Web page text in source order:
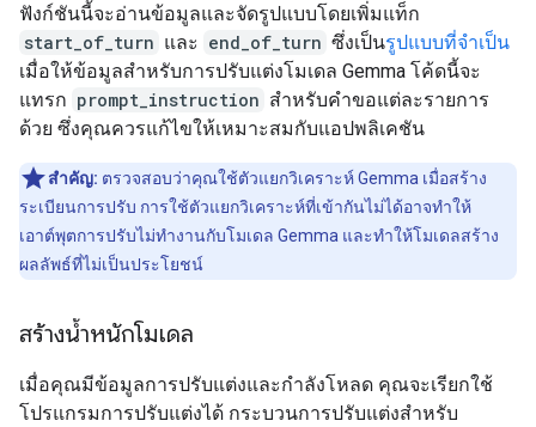
ฟังก์ชันนี้จะอ่านข้อมูลและจัดรูปแบบโดยเพิ่มแท็ก
start_of_turn และ end_of_turn ซึ่งเป็นรูปแบบที่จำเป็น
เมื่อให้ข้อมูลสำหรับการปรับแต่งโมเดล Gemma โค้ดนี้จะ
แทรก prompt_instruction สําหรับคําขอแต่ละรายการ
ด้วย ซึ่งคุณควรแก้ไขให้เหมาะสมกับแอปพลิเคชัน
สำคัญ: ตรวจสอบว่าคุณใช้ตัวแยกวิเคราะห์ Gemma เมื่อสร้าง
ระเบียนการปรับ การใช้ตัวแยกวิเคราะห์ที่เข้ากันไม่ได้อาจทําให้
เอาต์พุตการปรับไม่ทํางานกับโมเดล Gemma และทําให้โมเดลสร้าง
ผลลัพธ์ที่ไม่เป็นประโยชน์
สร้างน้ำหนักโมเดล
เมื่อคุณมีข้อมูลการปรับแต่งและกำลังโหลด คุณจะเรียกใช้
โปรแกรมการปรับแต่งได้ กระบวนการปรับแต่งสําหรับ